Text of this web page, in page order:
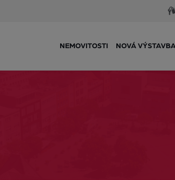
NEMOVITOSTI NOVÁ